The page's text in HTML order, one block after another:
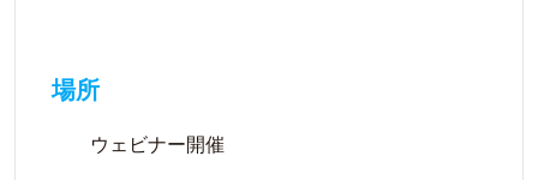
場所
ウェビナー開催